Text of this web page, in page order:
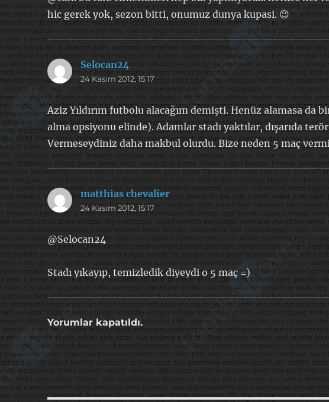
hic gerek yok, sezon bitti, onumuz dunya kupasi. 😉
Selocan24 dedi
ki:
24 Kasım 2012, 15:17
Aziz Yıldırım futbolu alacağım demişti. Henüz alamasa da
alma opsiyonu elinde). Adamlar stadı yaktılar, dışarıda
Vermeseydiniz daha makbul olurdu. Bize neden 5 maç
matthias chevalierdedi
ki:
24 Kasım 2012, 15:17
@Selocan24
Stadı yıkayıp, temizledik diyeydi o 5 maç =)
Yorumlar kapatıldı.